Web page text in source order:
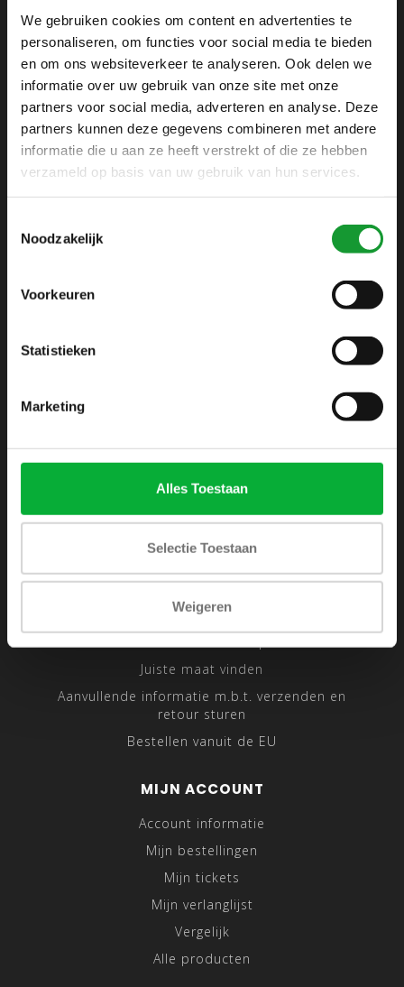
We gebruiken cookies om content en advertenties te
personaliseren, om functies voor social media te bieden
en om ons websiteverkeer te analyseren. Ook delen we
informatie over uw gebruik van onze site met onze
partners voor social media, adverteren en analyse. Deze
partners kunnen deze gegevens combineren met andere
informatie die u aan ze heeft verstrekt of die ze hebben
verzameld op basis van uw gebruik van hun services.
Noodzakelijk
Voorkeuren
Statistieken
Marketing
Alles Toestaan
Selectie Toestaan
Weigeren
Webshop voor mannen
Zijlijnstraat 24
1433 DC
+31 6 42 52 32 80
+31 6 42 52 32 80
Disclaimer
Privacy Policy
Sitemap
Traveling Tailor
Juiste maat vinden
Aanvullende informatie m.b.t. verzenden en
retour sturen
Bestellen vanuit de EU
MIJN ACCOUNT
Account informatie
Mijn bestellingen
Mijn tickets
Mijn verlanglijst
Vergelijk
Alle producten